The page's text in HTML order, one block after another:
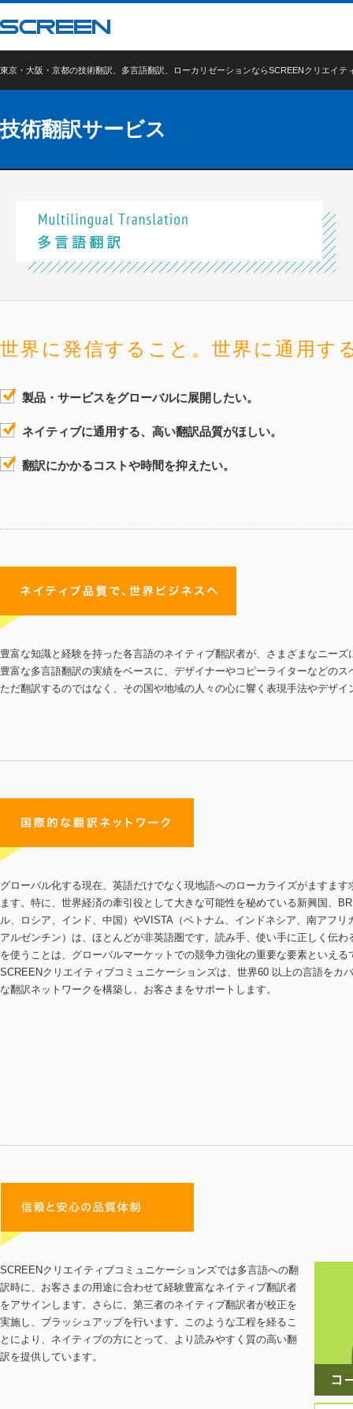
東京・大阪・京都の技術翻訳、多言語翻訳、ローカリゼーションならSCREENクリエイテ
技術翻訳サービス
世界に発信すること。世界に通用す
製品・サービスをグローバルに展開したい。
ネイティブに通用する、高い翻訳品質がほしい。
翻訳にかかるコストや時間を抑えたい。
豊富な知識と経験を持った各言語のネイティブ翻訳者が、さまざまなニーズ
豊富な多言語翻訳の実績をベースに、デザイナーやコピーライターなどの
ただ翻訳するのではなく、その国や地域の人々の心に響く表現手法やデザ
グローバル化する現在、英語だけでなく現地語へのローカライズがますます
ます。特に、世界経済の牽引役として大きな可能性を秘めている新興国、
ル、ロシア、インド、中国）やVISTA（ベトナム、インドネシア、南アフリ
アルゼンチン）は、ほとんどが非英語圏です。読み手、使い手に正しく伝わ
を使うことは、グローバルマーケットでの競争力強化の重要な要素といえる
SCREENクリエイティブコミュニケーションズは、世界60 以上の言語をカ
な翻訳ネットワークを構築し、お客さまをサポートします。
SCREENクリエイティブコミュニケーションズでは多言語への翻
訳時に、お客さまの用途に合わせて経験豊富なネイティブ翻訳者
をアサインします。さらに、第三者のネイティブ翻訳者が校正を
実施し、ブラッシュアップを行います。このような工程を経るこ
とにより、ネイティブの方にとって、より読みやすく質の高い翻
訳を提供しています。